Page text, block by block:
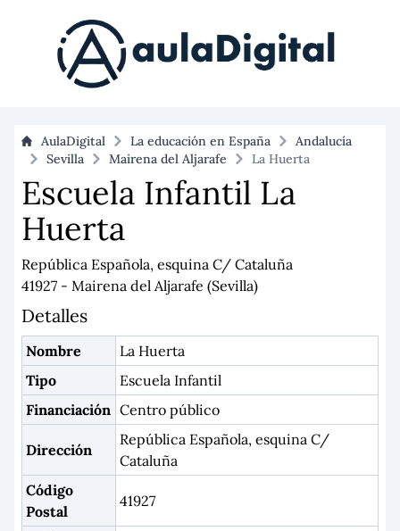
AulaDigital La educación en España
Andalucía
Sevilla
Mairena del Aljarafe La Huerta
Escuela Infantil La
Huerta
República Española, esquina C/ Cataluña
41927 - Mairena del Aljarafe (Sevilla)
Detalles
Nombre
La Huerta
Tipo
Escuela Infantil
Financiación Centro público
Dirección
República Española, esquina C/
Cataluña
Código
Postal
41927